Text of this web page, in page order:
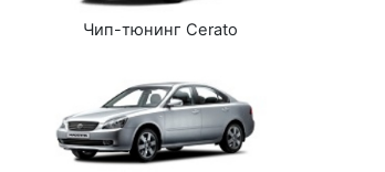
Чип-тюнинг Cerato